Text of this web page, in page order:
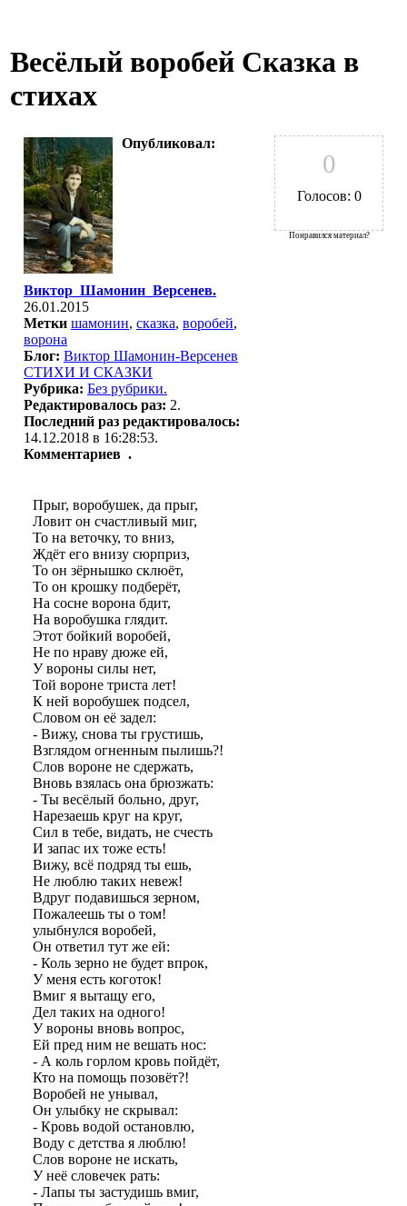
Весёлый воробей Сказка в
стихах
Опубликовал:
Виктор_Шамонин_Версенев.
26.01.2015
Метки шамонин, сказка, воробей,
ворона
Блог: Виктор Шамонин-Версенев
СТИХИ И СКАЗКИ
Рубрика: Без рубрики.
Редактировалось раз: 2.
Последний раз редактировалось:
14.12.2018 в 16:28:53.
Комментариев .
0
Голосов: 0
Понравился материал?
Прыг, воробушек, да прыг,
Ловит он счастливый миг,
То на веточку, то вниз,
Ждёт его внизу сюрприз,
То он зёрнышко склюёт,
То он крошку подберёт,
На сосне ворона бдит,
На воробушка глядит.
Этот бойкий воробей,
Не по нраву дюже ей,
У вороны силы нет,
Той вороне триста лет!
К ней воробушек подсел,
Словом он её задел:
- Вижу, снова ты грустишь,
Взглядом огненным пылишь?!
Слов вороне не сдержать,
Вновь взялась она брюзжать:
- Ты весёлый больно, друг,
Нарезаешь круг на круг,
Сил в тебе, видать, не счесть
И запас их тоже есть!
Вижу, всё подряд ты ешь,
Не люблю таких невеж!
Вдруг подавишься зерном,
Пожалеешь ты о том!
улыбнулся воробей,
Он ответил тут же ей:
- Коль зерно не будет впрок,
У меня есть коготок!
Вмиг я вытащу его,
Дел таких на одного!
У вороны вновь вопрос,
Ей пред ним не вешать нос:
- А коль горлом кровь пойдёт,
Кто на помощь позовёт?!
Воробей не унывал,
Он улыбку не скрывал:
- Кровь водой остановлю,
Воду с детства я люблю!
Слов вороне не искать,
У неё словечек рать:
- Лапы ты застудишь вмиг,